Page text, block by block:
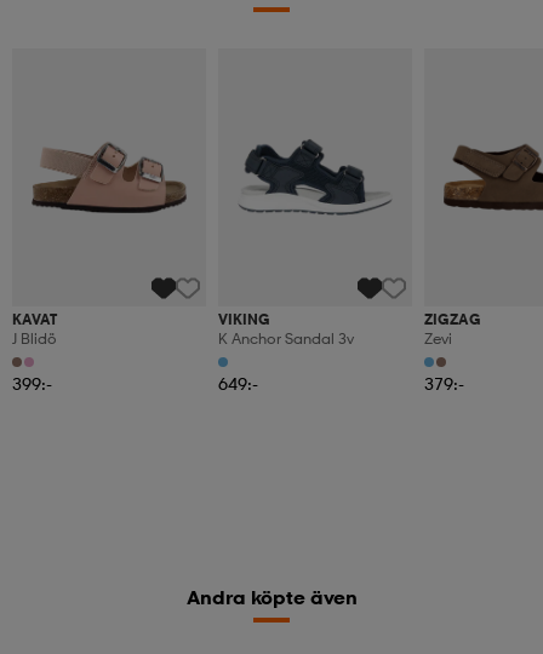
KAVAT
J Blidö
399:-
VIKING
K Anchor Sandal 3v
649:-
ZIGZAG
Zevi
379:-
Andra köpte även